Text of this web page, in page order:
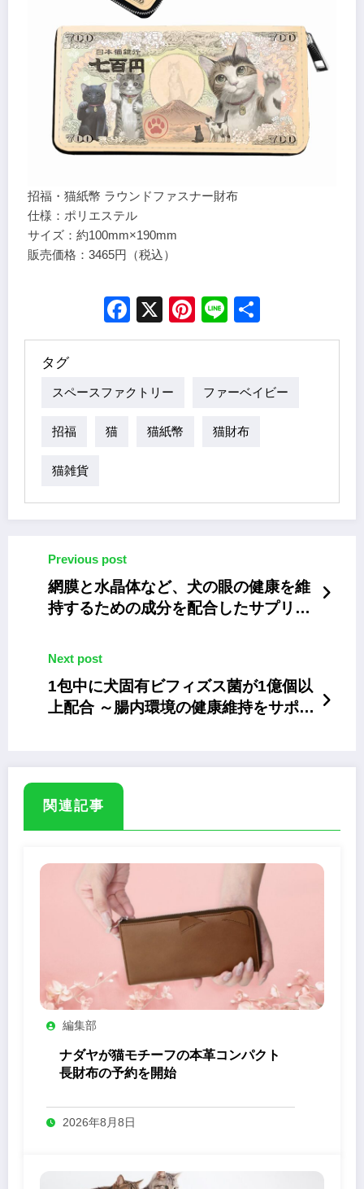
招福・猫紙幣 ラウンドファスナー財布
仕様：ポリエステル
サイズ：約100mm×190mm
販売価格：3465円（税込）
Facebook
X Pinterest
Line
タグ
スペースファクトリー ファーベイビー
招福 猫 猫紙幣 猫財布
猫雑貨
Previous post
網膜と水晶体など、犬の眼の健康を維
持するための成分を配合したサプリメ
Next post
1包中に犬固有ビフィズス菌が1億個以
上配合 ～腸内環境の健康維持をサポー
関連記事
編集部
ナダヤが猫モチーフの本革コンパクト
長財布の予約を開始
2026年8月8日